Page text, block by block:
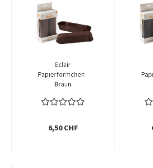
Eclair
Papierförmchen -
Braun
6,50 CHF